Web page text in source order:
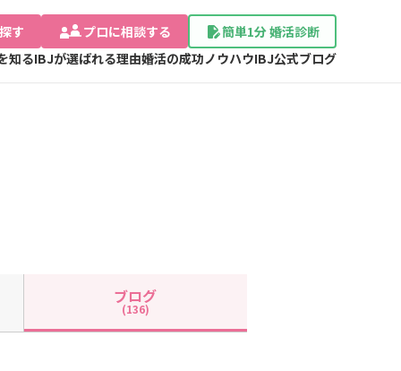
す プロに相談する
簡単1分 婚活診断
知るIBJが選ばれる理由婚活の成功ノウハウIBJ公式ブログ
ブログ
(136)